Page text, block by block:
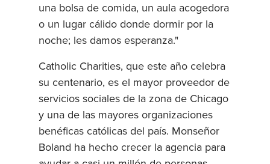
una bolsa de comida, un aula acogedora
o un lugar cálido donde dormir por la
noche; les damos esperanza."
Catholic Charities, que este año celebra
su centenario, es el mayor proveedor de
servicios sociales de la zona de Chicago
y una de las mayores organizaciones
benéficas católicas del país. Monseñor
Boland ha hecho crecer la agencia para